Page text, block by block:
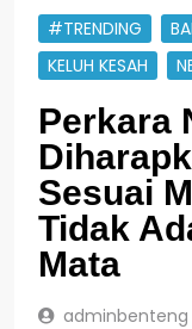
#TRENDING
KELUH KESAH
Perkara
Sesuai
Tidak
Mata
adminbenteng